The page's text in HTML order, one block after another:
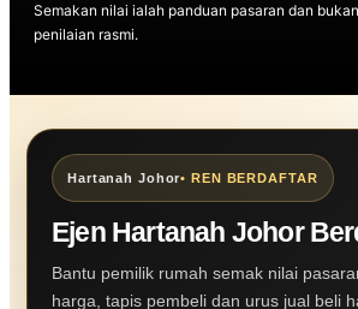
Semakan nilai ialah panduan pasaran dan
penilaian rasmi.
Hartanah Johor• REN BERDAFTAR
Ejen Hartanah Johor
Bantu pemilik rumah semak nilai
harga, tapis pembeli dan urus jual beli